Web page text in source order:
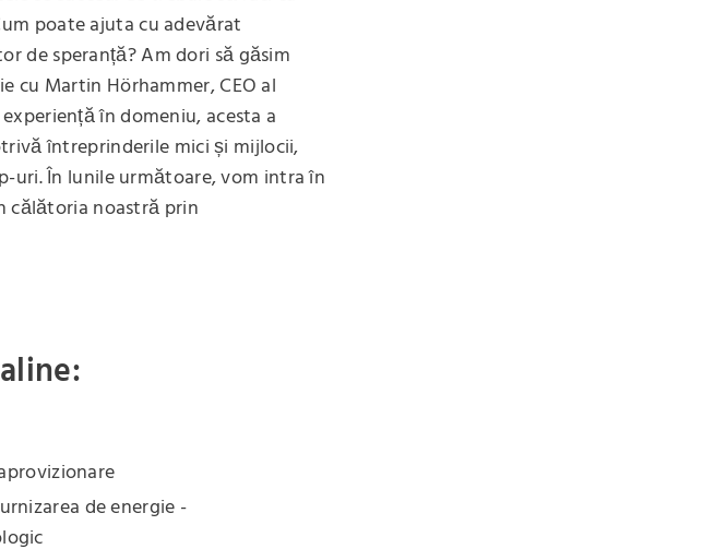
poate ajuta cu adevărat
de speranță? Am dori să găsim
cu Martin Hörhammer, CEO al
în domeniu, acesta a
întreprinderile mici și mijlocii,
uri. În lunile următoare, vom intra în
călătoria noastră prin
de energie -